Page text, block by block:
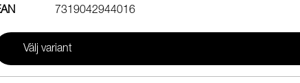
7319042944016
Välj variant